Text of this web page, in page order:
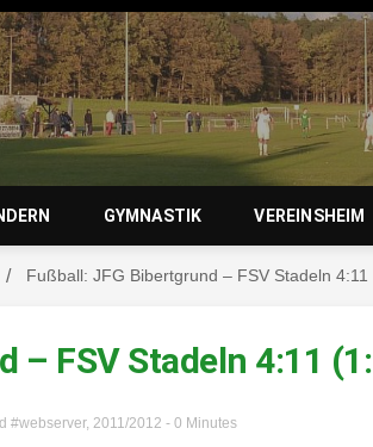
GYMNASTIK VEREINSHEIM
Fußball: JFG Bibertgrund – FSV Stadeln 4:11
– FSV Stadeln 4:11
#webserver,2011/2012 - 0 Minutes